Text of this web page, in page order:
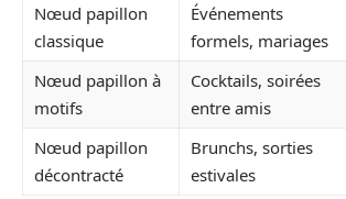
Nœud papillon
classique
Événements
formels, mariages
Nœud papillon à
motifs
Cocktails, soirées
entre amis
Nœud papillon
décontracté
Brunchs, sorties
estivales